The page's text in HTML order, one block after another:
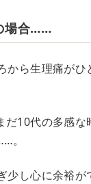
場合……
から生理痛が
だ10代の多感
。
少し心に余裕が